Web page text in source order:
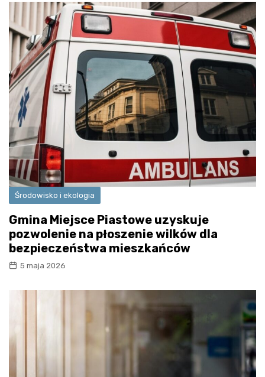
Środowisko i ekologia
Gmina Miejsce Piastowe uzyskuje
pozwolenie na płoszenie wilków dla
bezpieczeństwa mieszkańców
5 maja 2026